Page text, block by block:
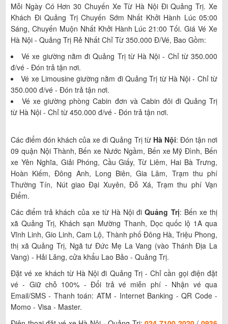
Mỗi Ngày Có Hơn 30 Chuyến Xe Từ Hà Nội Đi Quảng Trị. Xe
Khách Đi Quảng Trị Chuyến Sớm Nhất Khởi Hành Lúc 05:00
Sáng, Chuyến Muộn Nhất Khởi Hành Lúc 21:00 Tối. Giá Vé Xe
Hà Nội - Quảng Trị Rẻ Nhất Chỉ Từ 350.000 Đ/vé, Bao Gồm:
Vé xe giường nằm đi Quảng Trị từ Hà Nội - Chỉ từ 350.000
đ/vé - Đón trả tận nơi.
Vé xe Limousine giường nằm đi Quảng Trị từ Hà Nội - Chỉ từ
350.000 đ/vé - Đón trả tận nơi.
Vé xe giường phòng Cabin đơn và Cabin đôi đi Quảng Trị
từ Hà Nội - Chỉ từ 450.000 đ/vé - Đón trả tận nơi.
Các điểm đón khách của xe đi Quảng Trị từ Hà Nội: Đón tận nơi
09 quận Nội Thành, Bến xe Nước Ngầm, Bến xe Mỹ Đình, Bến
xe Yên Nghĩa, Giải Phóng, Cầu Giấy, Từ Liêm, Hai Bà Trưng,
Hoàn Kiếm, Đông Anh, Long Biên, Gia Lâm, Trạm thu phí
Thường Tín, Nút giao Đại Xuyên, Đỗ Xá, Trạm thu phí Vạn
Điểm.
Các điểm trả khách của xe từ Hà Nội điQuảng Trị: Bến xe thị
xã Quảng Trị, Khách sạn Mường Thanh, Dọc quốc lộ 1A qua
Vĩnh Linh, Gio Linh, Cam Lộ, Thành phố Đông Hà, Triệu Phong,
thị xã Quảng Trị, Ngã tư Đức Mẹ La Vang (vào Thánh Địa La
Vang) - Hải Lăng, cửa khẩu Lao Bảo - Quảng Trị.
Đặt vé xe khách từ Hà Nội đi Quảng Trị - Chỉ cần gọi điện đặt
vé - Giữ chỗ 100% - Đổi trả vé miễn phí - Nhận vé qua
Email/SMS - Thanh toán: ATM - Internet Banking - QR Code -
Momo - Visa - Master.